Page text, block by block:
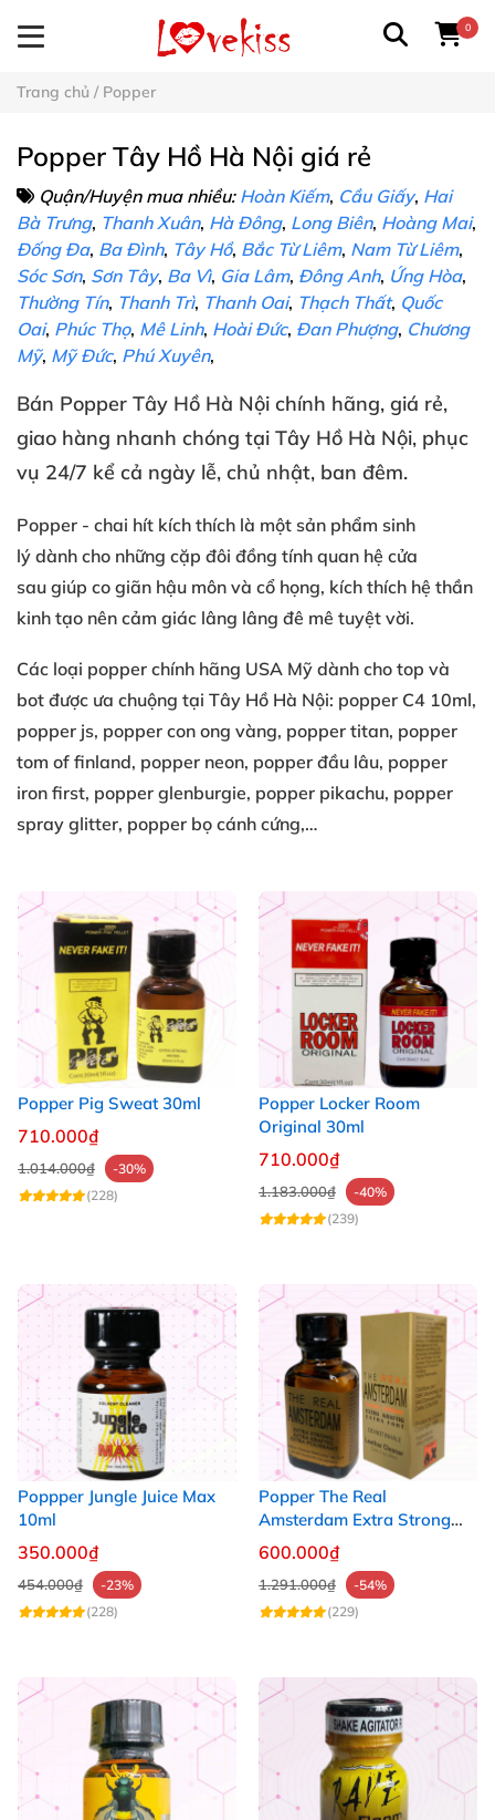
0
Trang chủ / Popper
Popper Tây Hồ Hà Nội giá rẻ
Quận/Huyện mua nhiều: Hoàn Kiếm, Cầu Giấy, Hai
Bà Trưng, Thanh Xuân, Hà Đông, Long Biên, Hoàng Mai,
Đống Đa, Ba Đình, Tây Hồ, Bắc Từ Liêm, Nam Từ Liêm,
Sóc Sơn, Sơn Tây, Ba Vì, Gia Lâm, Đông Anh, Ứng Hòa,
Thường Tín, Thanh Trì, Thanh Oai, Thạch Thất, Quốc
Oai, Phúc Thọ, Mê Linh, Hoài Đức, Đan Phượng, Chương
Mỹ, Mỹ Đức, Phú Xuyên,
Bán Popper Tây Hồ Hà Nội chính hãng, giá rẻ,
giao hàng nhanh chóng tại Tây Hồ Hà Nội, phục
vụ 24/7 kể cả ngày lễ, chủ nhật, ban đêm.
Popper - chai hít kích thích là một sản phẩm sinh
lý dành cho những cặp đôi đồng tính quan hệ cửa
sau giúp co giãn hậu môn và cổ họng, kích thích hệ thần
kinh tạo nên cảm giác lâng lâng đê mê tuyệt vời.
Các loại popper chính hãng USA Mỹ dành cho top và
bot được ưa chuộng tại Tây Hồ Hà Nội: popper C4 10ml,
popper js, popper con ong vàng, popper titan, popper
tom of finland, popper neon, popper đầu lâu, popper
iron first, popper glenburgie, popper pikachu, popper
spray glitter, popper bọ cánh cứng,…
Popper Pig Sweat 30ml
710.000₫
1.014.000₫
-30%
(228)
Popper Locker Room
Original 30ml
710.000₫
1.183.000₫
-40%
(239)
Poppper Jungle Juice Max
10ml
350.000₫
454.000₫
-23%
(228)
Popper The Real
Amsterdam Extra Strong
30ml
600.000₫
1.291.000₫
-54%
(229)